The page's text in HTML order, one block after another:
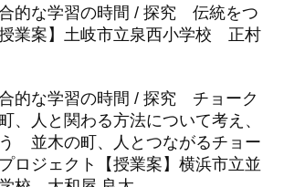
的な学習の時間 / 探究 伝統をつ
業案】土岐市立泉西小学校 正村
的な学習の時間 / 探究 チョーク
、人と関わる方法について考え、
並木の町、人とつながるチョー
ロジェクト【授業案】横浜市立並